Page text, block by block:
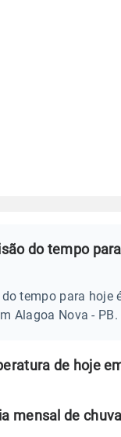
do tempo
tempo para hoje
Alagoa Nova - PB.
de hoje
mensal de